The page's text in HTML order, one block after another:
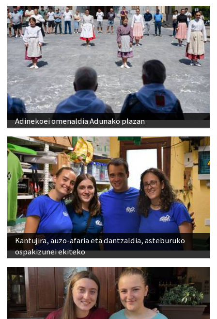
Adinekoei omenaldia Adunako plazan
Kantujira, auzo-afaria eta dantzaldia, asteburuko
ospakizunei ekiteko